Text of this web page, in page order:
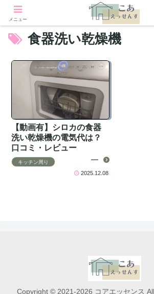
食器洗い乾燥機
【動画有】シロカの食器
洗い乾燥機の電気代は？
口コミ・レビュー
キッチン周り
2025.12.08
Copyright © 2021-2026 コアエッセンス
メニュー